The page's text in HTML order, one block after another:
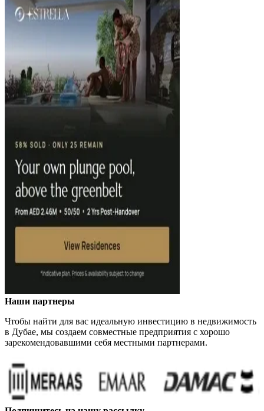
Наши партнеры
Чтобы найти для вас идеальную инвестицию в недвижимость
в Дубае, мы создаем совместные предприятия с хорошо
зарекомендовавшими себя местными партнерами.